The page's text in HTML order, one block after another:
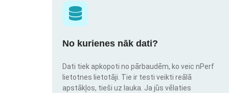
No kurienes nāk dati?
Dati tiek apkopoti no pārbaudēm, ko veic nPerf
lietotnes lietotāji. Tie ir testi veikti reālā
apstākļos, tieši uz lauka. Ja jūs vēlaties